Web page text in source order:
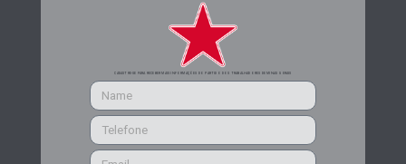
CADASTRE-SE PARA RECEBER MAIS INFORMAÇÕES DO PARTIDO DOS TRABALHADORES DE MINAS GERAIS